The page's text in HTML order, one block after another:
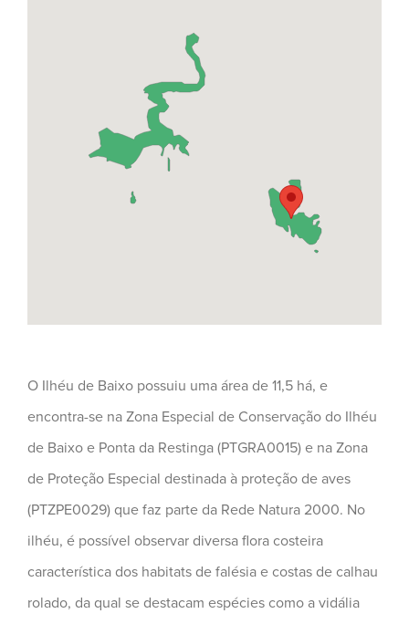
O Ilhéu de Baixo possuiu uma área de 11,5 há, e
encontra-se na Zona Especial de Conservação do Ilhéu
de Baixo e Ponta da Restinga (PTGRA0015) e na Zona
de Proteção Especial destinada à proteção de aves
(PTZPE0029) que faz parte da Rede Natura 2000. No
ilhéu, é possível observar diversa flora costeira
característica dos habitats de falésia e costas de calhau
rolado, da qual se destacam espécies como a vidália